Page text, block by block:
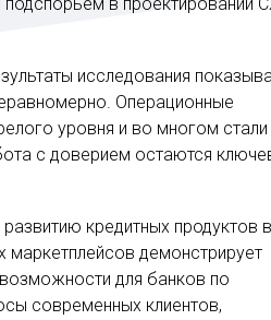
исследования
Операционные
уровня и во многом стали
с доверием остаются
кредитных продуктов в
демонстрирует
для банков по
современных клиентов,